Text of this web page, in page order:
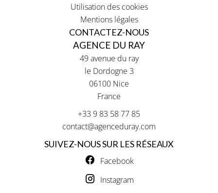
Utilisation des cookies
Mentions légales
CONTACTEZ-NOUS
AGENCE DU RAY
49 avenue du ray
le Dordogne 3
06100 Nice
France
+33 9 83 58 77 85
contact@agenceduray.com
SUIVEZ-NOUS SUR LES RÉSEAUX
Facebook
Instagram